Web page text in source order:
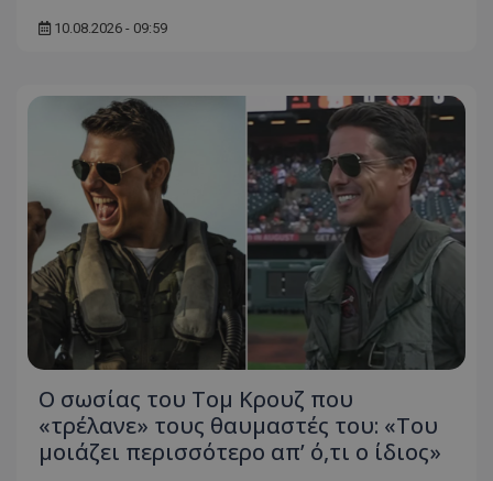
10.08.2026 - 09:59
Ο σωσίας του Τομ Κρουζ που
«τρέλανε» τους θαυμαστές του: «Του
μοιάζει περισσότερο απ’ ό,τι ο ίδιος»